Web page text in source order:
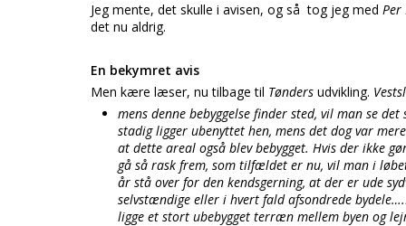
Jeg mente, det skulle i avisen, og så tog jeg med
det nu aldrig.
En bekymret avis
Men kære læser, nu tilbage til Tønders udvikling.
mens denne bebyggelse finder sted, vil man se
stadig ligger ubenyttet hen, mens det dog var
at dette areal også blev bebygget. Hvis der ikke
gå så rask frem, som tilfældet er nu, vil man i
år stå over for den kendsgerning, at der er ude
selvstændige eller i hvert fald afsondrede
ligge et stort ubebygget terræn mellem byen og